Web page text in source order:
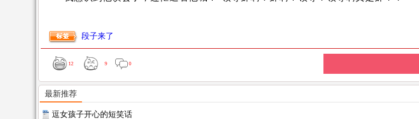
段子来了
12 9 0
最新推荐
逗女孩子开心的短笑话